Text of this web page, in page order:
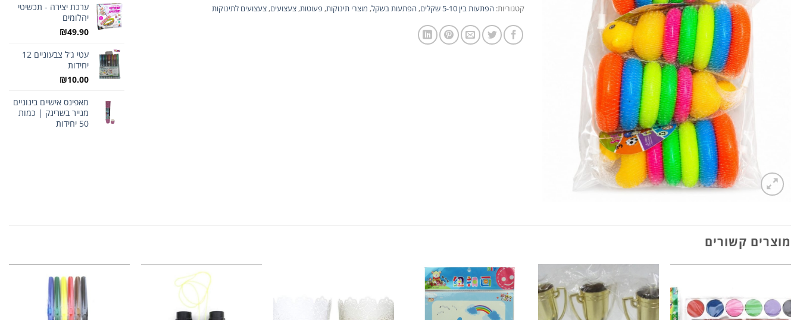
קטגוריות: הפתעות בין 5-10 שקלים , הפתעות בשקל, מוצרי תינוקות, פעוטות, צעצועים, צעצועים לתינוקות
ערכת יצירה - תכשיטי
יהלומים
₪49.90
עטי ג'ל צבעוניים 12
יחידות
₪10.00
מאפינס אישיים בינוניים
מנייר בשרינק | כמות
50 יחידות
מוצרים קשורים